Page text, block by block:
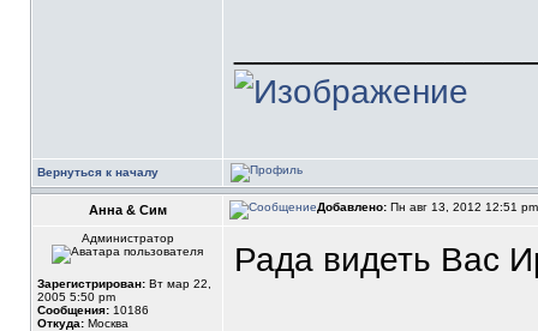
Вернуться к началу
Анна & Сим Добавлено: Пн авг 13, 2012 12:51
Администратор
Зарегистрирован: Вт мар 22,
2005 5:50 pm
Сообщения: 10186
Откуда: Москва
Рада видеть Вас